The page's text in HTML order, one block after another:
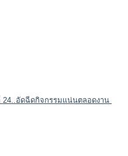
24..อัดฉีดกิจกรรมแน่นตลอดงาน